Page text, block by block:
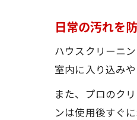
日常の汚れを
ハウスクリーニ
室内に入り込み
また、プロのク
ンは使用後すぐ